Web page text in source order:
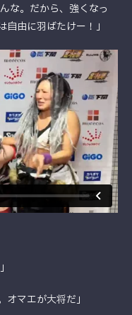
な。だから、強くなっ
由に羽ばたけー！」
マエが大将だ」